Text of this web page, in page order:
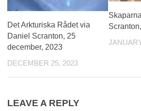
Det Arkturiska Rådet via
Daniel Scranton, 25
december, 2023
DECEMBER 25, 2023
LEAVE A REPLY